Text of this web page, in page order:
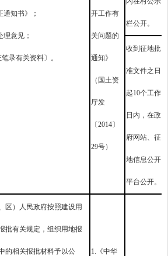
通知书》；
理意见；
笔录有关资料〕。
开工作有
关问题的
通知》
（国土资
厅发
〔2014〕
29号）
栏公开。
收到征地批
准文件之日
起10个工作
日内，在政
府网站、征
地信息公开
平台公开。
区）人民政府按照建设用
批有关规定，组织用地报
的相关报批材料予以公 1.《中华